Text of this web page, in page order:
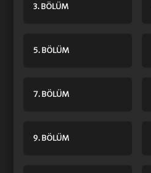
3. BÖLÜM
5. BÖLÜM
7. BÖLÜM
9. BÖLÜM